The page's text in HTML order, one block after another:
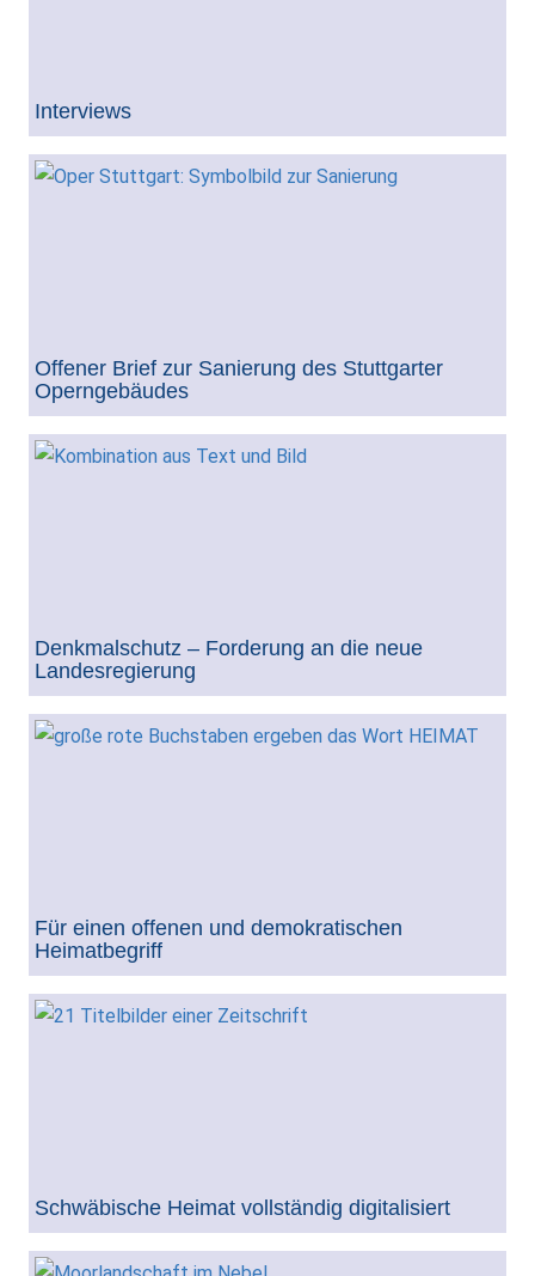
Interviews
Offener Brief zur Sanierung des Stuttgarter
Operngebäudes
Denkmalschutz – Forderung an die neue
Landesregierung
Für einen offenen und demokratischen
Heimatbegriff
Schwäbische Heimat vollständig digitalisiert